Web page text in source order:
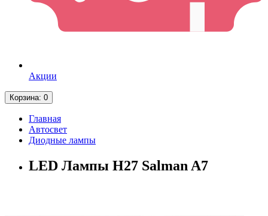
Акции
Корзина: 0
Главная
Автосвет
Диодные лампы
LED Лампы H27 Salman A7